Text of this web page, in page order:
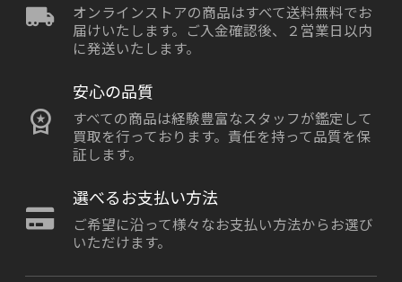
オンラインストアの商品はすべて送料無料でお
届けいたします。ご入金確認後、２営業日以内
に発送いたします。
安心の品質
すべての商品は経験豊富なスタッフが鑑定して
買取を行っております。責任を持って品質を保
証します。
選べるお支払い方法
ご希望に沿って様々なお支払い方法からお選び
いただけます。